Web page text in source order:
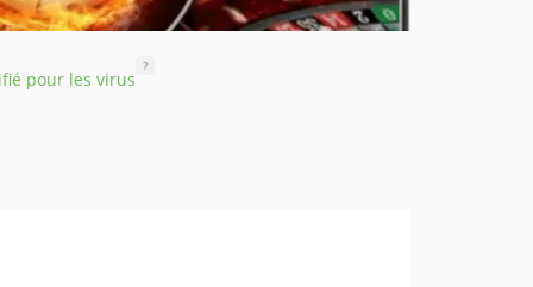
pour les virus
?